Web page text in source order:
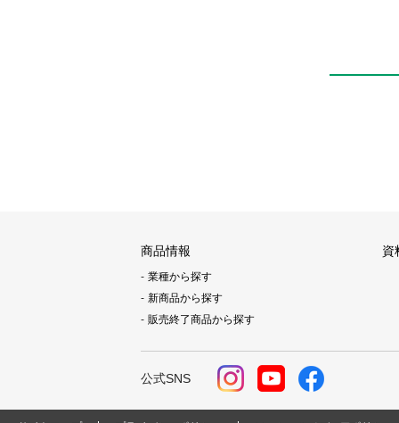
商品情報
業種から探す
新商品から探す
販売終了商品から探す
資
公式SNS